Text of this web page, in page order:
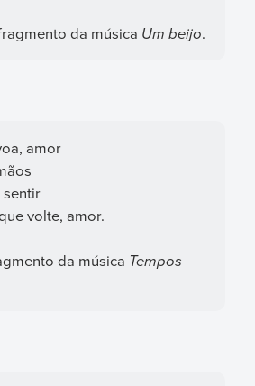
da música Um beijo.
amor
sentir
volte, amor.
da música Tempos